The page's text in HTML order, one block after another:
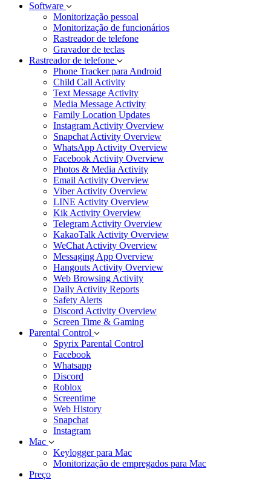
Software
Monitorização pessoal
Monitorização de funcionários
Rastreador de telefone
Gravador de teclas
Rastreador de telefone
Phone Tracker para Android
Child Call Activity
Text Message Activity
Media Message Activity
Family Location Updates
Instagram Activity Overview
Snapchat Activity Overview
WhatsApp Activity Overview
Facebook Activity Overview
Photos & Media Activity
Email Activity Overview
Viber Activity Overview
LINE Activity Overview
Kik Activity Overview
Telegram Activity Overview
KakaoTalk Activity Overview
WeChat Activity Overview
Messaging App Overview
Hangouts Activity Overview
Web Browsing Activity
Daily Activity Reports
Safety Alerts
Discord Activity Overview
Screen Time & Gaming
Parental Control
Spyrix Parental Control
Facebook
Whatsapp
Discord
Roblox
Screentime
Web History
Snapchat
Instagram
Mac
Keylogger para Mac
Monitorização de empregados para Mac
Preço